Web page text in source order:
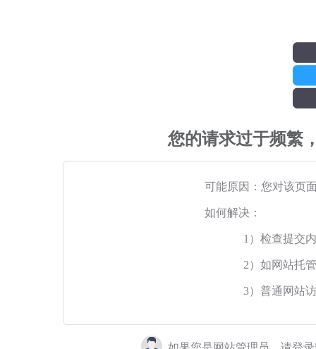
您的请求过于频繁
可能原因：您对该页
如何解决：
1）检查提交
2）如网站托
3）普通网站